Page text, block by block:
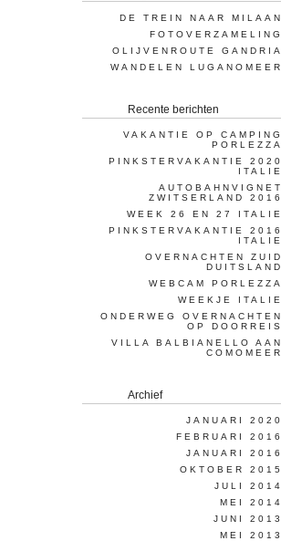
DE TREIN NAAR MILAAN
FOTOVERZAMELING
OLIJVENROUTE GANDRIA
WANDELEN LUGANOMEER
Recente berichten
VAKANTIE OP CAMPING
PORLEZZA
PINKSTERVAKANTIE 2020
ITALIE
AUTOBAHNVIGNET
ZWITSERLAND 2016
WEEK 26 EN 27 ITALIE
PINKSTERVAKANTIE 2016
ITALIE
OVERNACHTEN ZUID
DUITSLAND
WEBCAM PORLEZZA
WEEKJE ITALIE
ONDERWEG OVERNACHTEN
OP DOORREIS
VILLA BALBIANELLO AAN
COMOMEER
Archief
JANUARI 2020
FEBRUARI 2016
JANUARI 2016
OKTOBER 2015
JULI 2014
MEI 2014
JUNI 2013
MEI 2013